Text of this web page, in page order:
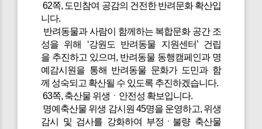
62쪽, 도민참여 공감의 건전한 반려문화 확산입
니다.
반려동물과 사람이 함께하는 복합문화 공간 조
성을 위해 ‘강원도 반려동물 지원센터’ 건립
을 추진하고 있으며, 반려동물 동행캠페인과 명
예감시원을 통해 반려동물 문화가 도민과 함
께 성숙되고 확산될 수 있도록 추진하겠습니다.
63쪽, 축산물 위생ㆍ안전성 확보입니다.
명예축산물 위생 감시원 45명을 운영하고, 위생
감시 및 검사를 강화하여 부정ㆍ불량 축산물